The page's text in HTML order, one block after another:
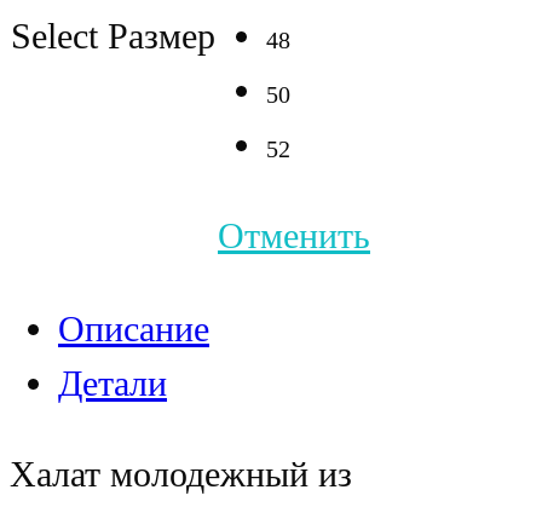
Select Размер 48
50
52
Отменить
Описание
Детали
Халат молодежный из